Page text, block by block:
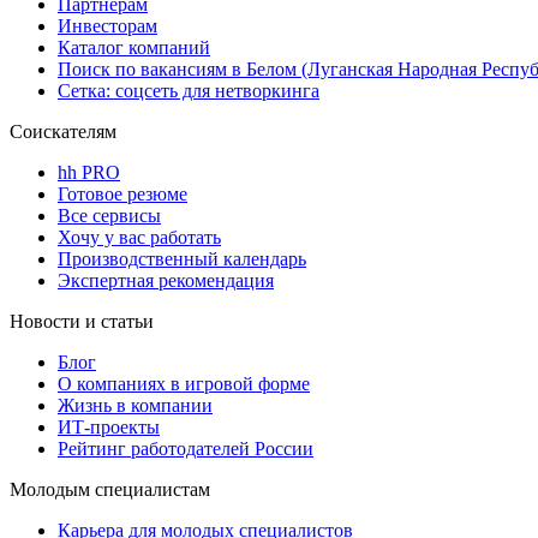
Инвесторам
Каталог компаний
Поиск по вакансиям в Белом (Луганская Народная
Сетка: соцсеть для нетворкинга
Соискателям
hh PRO
Готовое резюме
Все сервисы
Хочу у вас работать
Производственный календарь
Экспертная рекомендация
Новости и статьи
Блог
О компаниях в игровой форме
Жизнь в компании
ИТ-проекты
Рейтинг работодателей России
Молодым специалистам
Карьера для молодых специалистов